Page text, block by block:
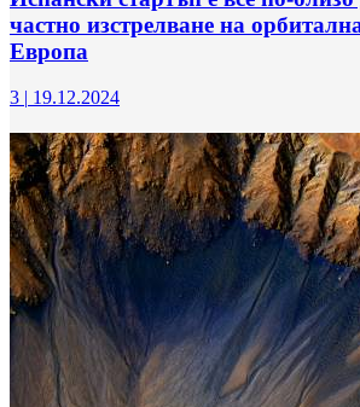
частно изстрелване на
Европа
3 | 19.12.2024